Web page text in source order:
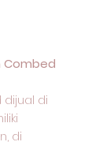
Combed
dijual di
di